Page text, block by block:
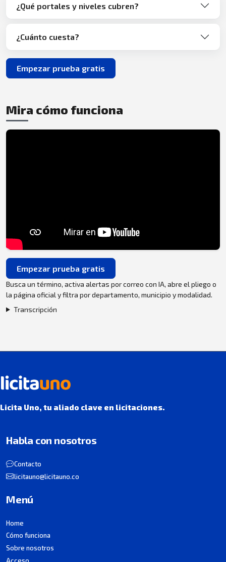
¿Qué portales y niveles cubren?
¿Cuánto cuesta?
Empezar prueba gratis
Mira cómo funciona
Empezar prueba gratis
Busca un término, activa alertas por correo con IA, abre el pliego o
la página oficial y filtra por departamento, municipio y modalidad.
Transcripción
Licita Uno, tu aliado clave en licitaciones.
Habla con nosotros
Contacto
licitauno@licitauno.co
Menú
Home
Cómo funciona
Sobre nosotros